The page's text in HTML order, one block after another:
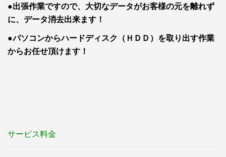
●出張作業ですので、大切なデータがお客様の元を離れず
に、データ消去出来ます！
●パソコンからハードディスク（ＨＤＤ）を取り出す作業
からお任せ頂けます！
サービス料金